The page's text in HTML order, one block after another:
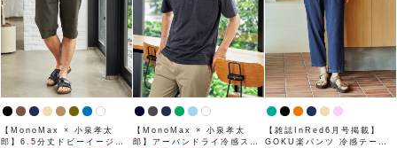
【MonoMax × 小泉孝太
郎】6.5分丈ドビーイージー
【MonoMax × 小泉孝太
郎】アーバンドライ冷感スイ
【雑誌InRed6月号掲載】
GOKU楽パンツ 冷感テーパ